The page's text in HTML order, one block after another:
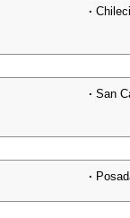
·
· San
·